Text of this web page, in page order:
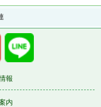
報
内